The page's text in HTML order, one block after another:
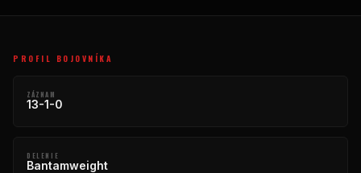
PROFIL BOJOVNÍKA
ZÁZNAM
13-1-0
DELENIE
Bantamweight